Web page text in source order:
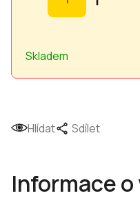
Hlídat Sdílet
Skladem
Informace